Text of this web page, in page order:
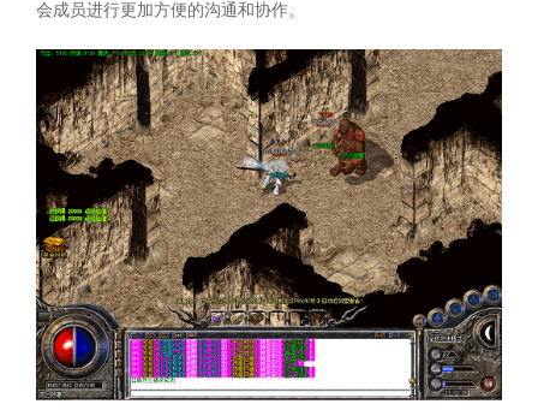
会成员进行更加方便的沟通和协作。